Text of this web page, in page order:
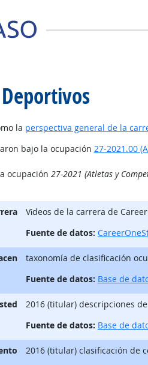
la perspectiva general de la
bajo la ocupación 27-2021.00
ocupación 27-2021 (Atletas y
Vίdeos de la carrera de
Fuente de datos:
taxonomía de clasificación
Fuente de datos: Base de
2016 (titular) descripciones
Fuente de datos: Base de
2016 (titular) clasificación de